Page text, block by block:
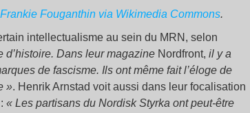
Frankie Fouganthin via Wikimedia Commons.
intellectualisme au sein du MRN, selon
d’histoire. Dans leur magazine Nordfront, il y a
de fascisme. Ils ont même fait l’éloge de
». Henrik Arnstad voit aussi dans leur focalisation
« Les partisans du Nordisk Styrka ont peut-être